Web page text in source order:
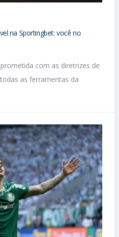
na Sportingbet: você no
com as diretrizes de
as ferramentas da